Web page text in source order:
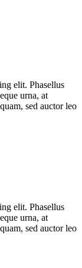
elit. Phasellus
urna, at
sed auctor leo
elit. Phasellus
urna, at
sed auctor leo